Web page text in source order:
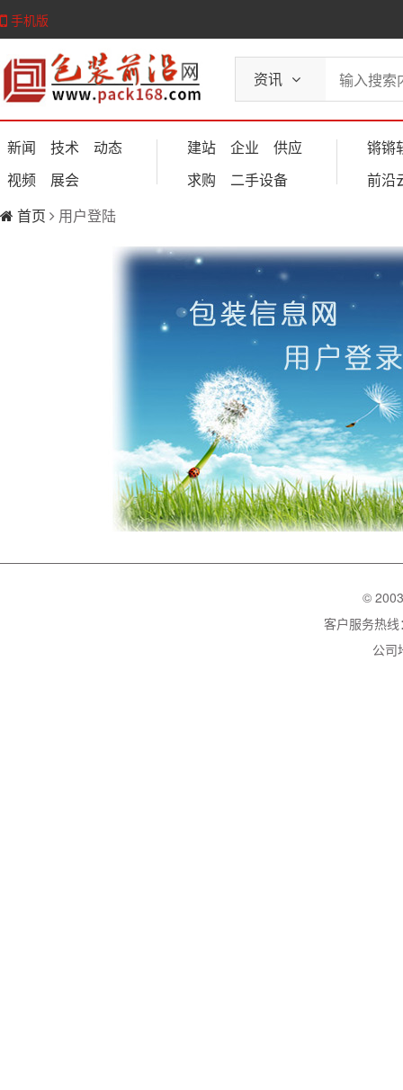
手机版
资讯
新闻 技术
动态
视频
展会
建站 企业
供应
求购
二手设备
锵锵
前沿
首页
用户登陆
©
客户服务热
公司